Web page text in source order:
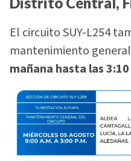
El circuito SUY-L254
mantenimiento
mañana hasta las